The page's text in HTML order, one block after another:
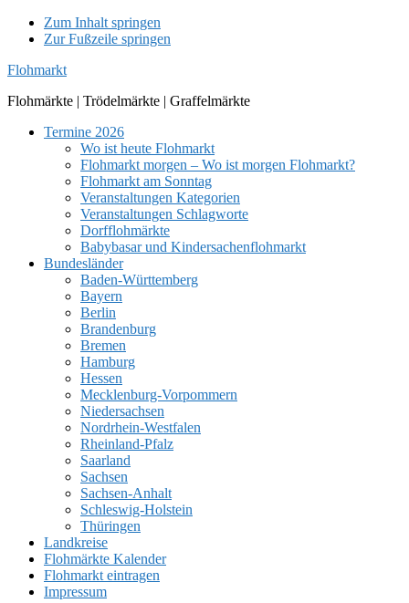
Zum Inhalt springen
Zur Fußzeile springen
Flohmarkt
Flohmärkte | Trödelmärkte | Graffelmärkte
Termine 2026
Wo ist heute Flohmarkt
Flohmarkt morgen – Wo ist morgen Flohmarkt?
Flohmarkt am Sonntag
Veranstaltungen Kategorien
Veranstaltungen Schlagworte
Dorfflohmärkte
Babybasar und Kindersachenflohmarkt
Bundesländer
Baden-Württemberg
Bayern
Berlin
Brandenburg
Bremen
Hamburg
Hessen
Mecklenburg-Vorpommern
Niedersachsen
Nordrhein-Westfalen
Rheinland-Pfalz
Saarland
Sachsen
Sachsen-Anhalt
Schleswig-Holstein
Thüringen
Landkreise
Flohmärkte Kalender
Flohmarkt eintragen
Impressum